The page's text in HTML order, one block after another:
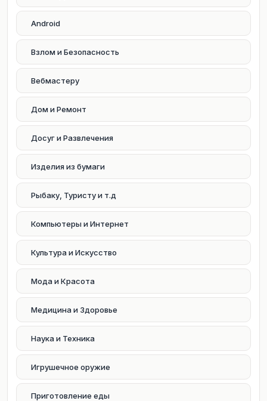
Android
Взлом и Безопасность
Вебмастеру
Дом и Ремонт
Досуг и Развлечения
Изделия из бумаги
Рыбаку, Туристу и т.д
Компьютеры и Интернет
Культура и Искусство
Мода и Красота
Медицина и Здоровье
Наука и Техника
Игрушечное оружие
Приготовление еды